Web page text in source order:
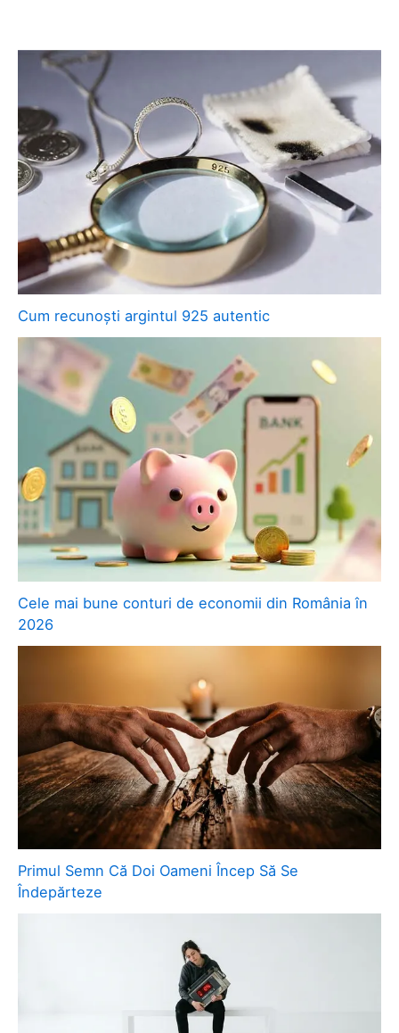
Cum recunoști argintul 925 autentic
Cele mai bune conturi de economii din România în
2026
Primul Semn Că Doi Oameni Încep Să Se
Îndepărteze